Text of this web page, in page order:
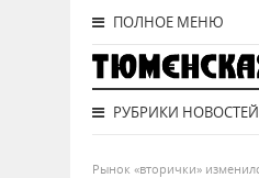
ПОЛНОЕ МЕНЮ
РУБРИКИ НОВОСТЕЙ
Рынок «вторички»